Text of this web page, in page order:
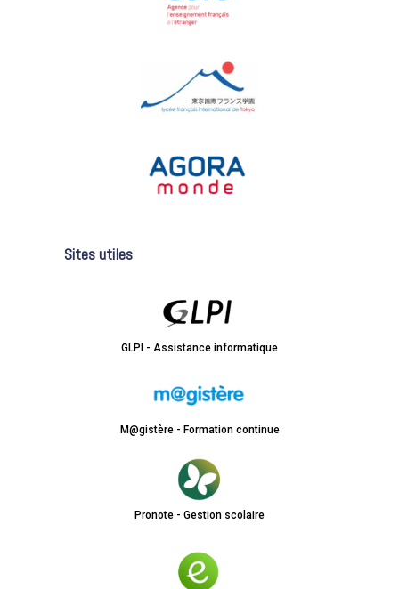
Sites utiles
GLPI - Assistance informatique
M@gistère - Formation continue
Pronote - Gestion scolaire